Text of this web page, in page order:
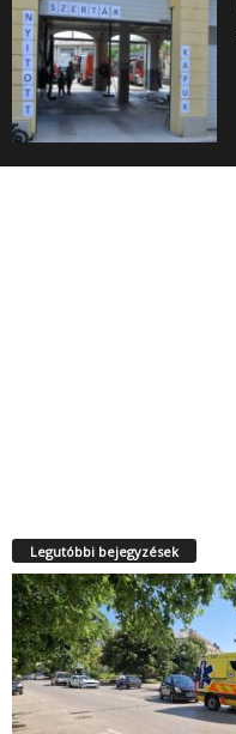
Legutóbbi bejegyzések